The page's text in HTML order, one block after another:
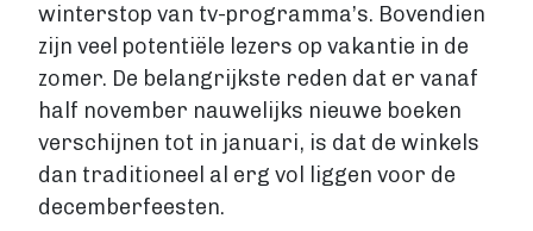
winterstop van tv-programma’s. Bovendien
zijn veel potentiële lezers op vakantie in de
zomer. De belangrijkste reden dat er vanaf
half november nauwelijks nieuwe boeken
verschijnen tot in januari, is dat de winkels
dan traditioneel al erg vol liggen voor de
decemberfeesten.